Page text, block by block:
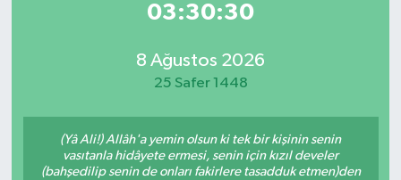
03:30:30
8 Ağustos 2026
25 Safer 1448
(Yâ Ali!) Allâh'a yemin olsun ki tek bir kişinin senin
vasıtanla hidâyete ermesi, senin için kızıl develer
(bahşedilip senin de onları fakirlere tasadduk etmen)den